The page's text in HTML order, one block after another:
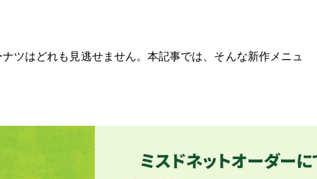
ツはどれも見逃せません。本記事では、そんな新作メニュ